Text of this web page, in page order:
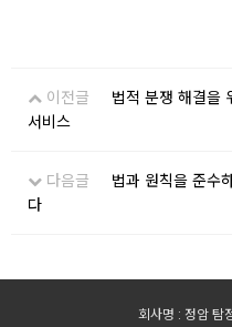
이전글
법적 분쟁 해결을
서비스
다음글
법과 원칙을 준수
다
회사명 : 정암 탐